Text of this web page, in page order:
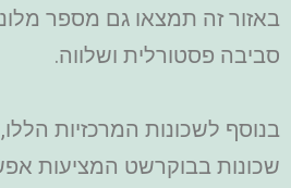
באזור זה תמצאו גם מספר
סביבה פסטורלית ושלווה.
בנוסף לשכונות המרכזיות
שכונות בבוקרשט המציעות